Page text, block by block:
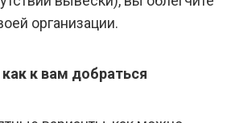
организации.
к вам добраться